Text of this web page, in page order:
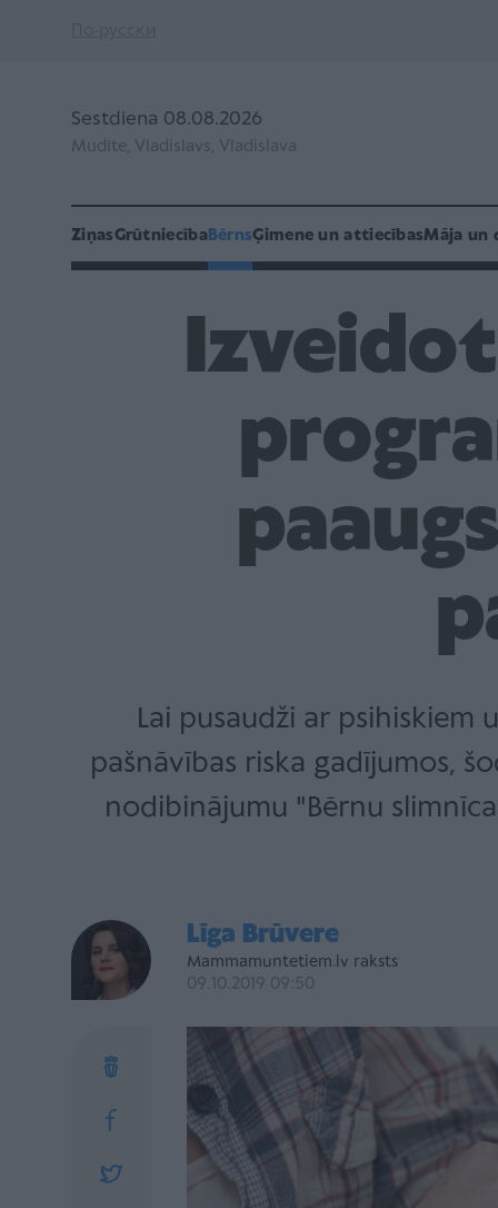
Sestdiena 08.08.2026
Mudīte, Vladislavs, Vladislava
ZiņasGrūtniecībaBērnsĢimene un attiecībasMāja un
Lai pusaudži ar psihiskiem
pašnāvības riska gadījumos,
nodibinājumu "Bērnu
Līga Brūvere
Mammamuntetiem.lv raksts
09.10.2019 09:50